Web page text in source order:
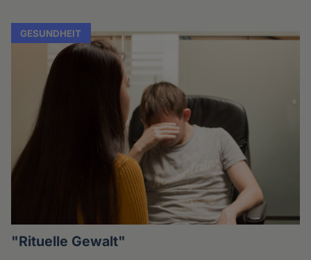
GESUNDHEIT
"Rituelle Gewalt"